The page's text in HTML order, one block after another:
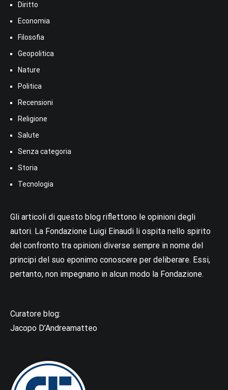
Diritto
Economia
Filosofia
Geopolitica
Nature
Politica
Recensioni
Religione
Salute
Senza categoria
Storia
Tecnologia
Gli articoli di questo blog riflettono le opinioni degli
autori. La Fondazione Luigi Einaudi li ospita nello spirito
del confronto tra opinioni diverse sempre in nome del
principi del suo eponimo conoscere per deliberare. Essi,
pertanto, non impegnano in alcun modo la Fondazione.
Curatore blog:
Jacopo D’Andreamatteo